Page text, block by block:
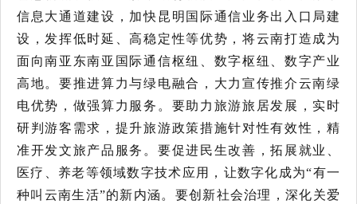
信息大通道建设，加快昆明国际通信业务出入口局建
设，发挥低时延、高稳定性等优势，将云南打造成为
面向南亚东南亚国际通信枢纽、数字枢纽、数字产业
高地。要推进算力与绿电融合，大力宣传推介云南绿
电优势，做强算力服务。要助力旅游旅居发展，实时
研判游客需求，提升旅游政策措施针对性有效性，精
准开发文旅产品服务。要促进民生改善，拓展就业、
医疗、养老等领域数字技术应用，让数字化成为“有一
种叫云南生活”的新内涵。要创新社会治理，深化关爱